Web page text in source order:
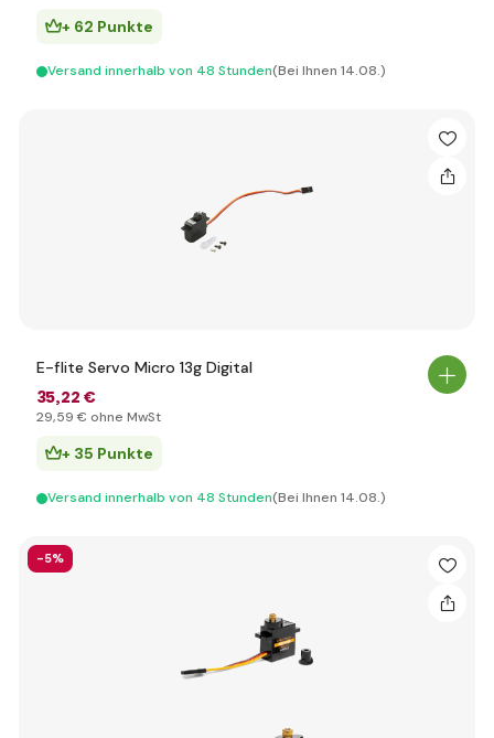
+ 62 Punkte
Versand innerhalb von 48 Stunden(Bei Ihnen 14.08.)
E-flite Servo Micro 13g Digital
35,22 €
29,59 € ohne MwSt
+ 35 Punkte
Versand innerhalb von 48 Stunden(Bei Ihnen 14.08.)
-5%